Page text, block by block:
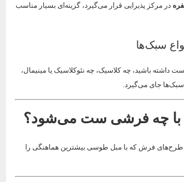
در مرکز پذیرایی قرار می‌گیرد، گزینه‌ای بسیار مناسب
باشید، چه کلاسیک، چه نئوکلاسیک یا مینیمال،
جای می‌گیرد.
چه فرشی ست می‌شود؟
طرح‌های فرش که با مبل طوسی بیشترین هماهنگی را